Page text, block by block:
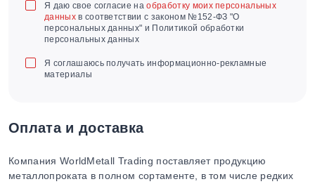
Я даю свое согласие наобработку моих персональных
данныхв соответствии с законом №152-ФЗ "О
персональных данных" и Политикой обработки
персональных данных
Я соглашаюсь получать информационно-рекламные
материалы
Оплата и доставка
Компания WorldMetall Trading поставляет продукцию
металлопроката в полном сортаменте, в том числе редких